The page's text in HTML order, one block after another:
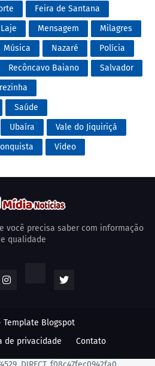
Feira de Santana
Laje Mensagem
Milagres
Música Nazaré
Polícia
Recôncavo Baiano
Salvador
Saúde
Ubaíra
Vale do Jiquiriçá
Vídeo
você precisa saber com informação
qualidade
Template Blogspot
de privacidade Contato